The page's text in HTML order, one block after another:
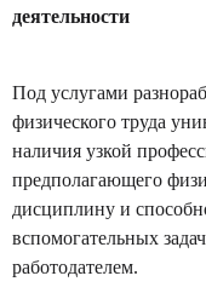
деятельности
Под услугами
физического труда
наличия узкой
предполагающего
дисциплину и
вспомогательных
работодателем.